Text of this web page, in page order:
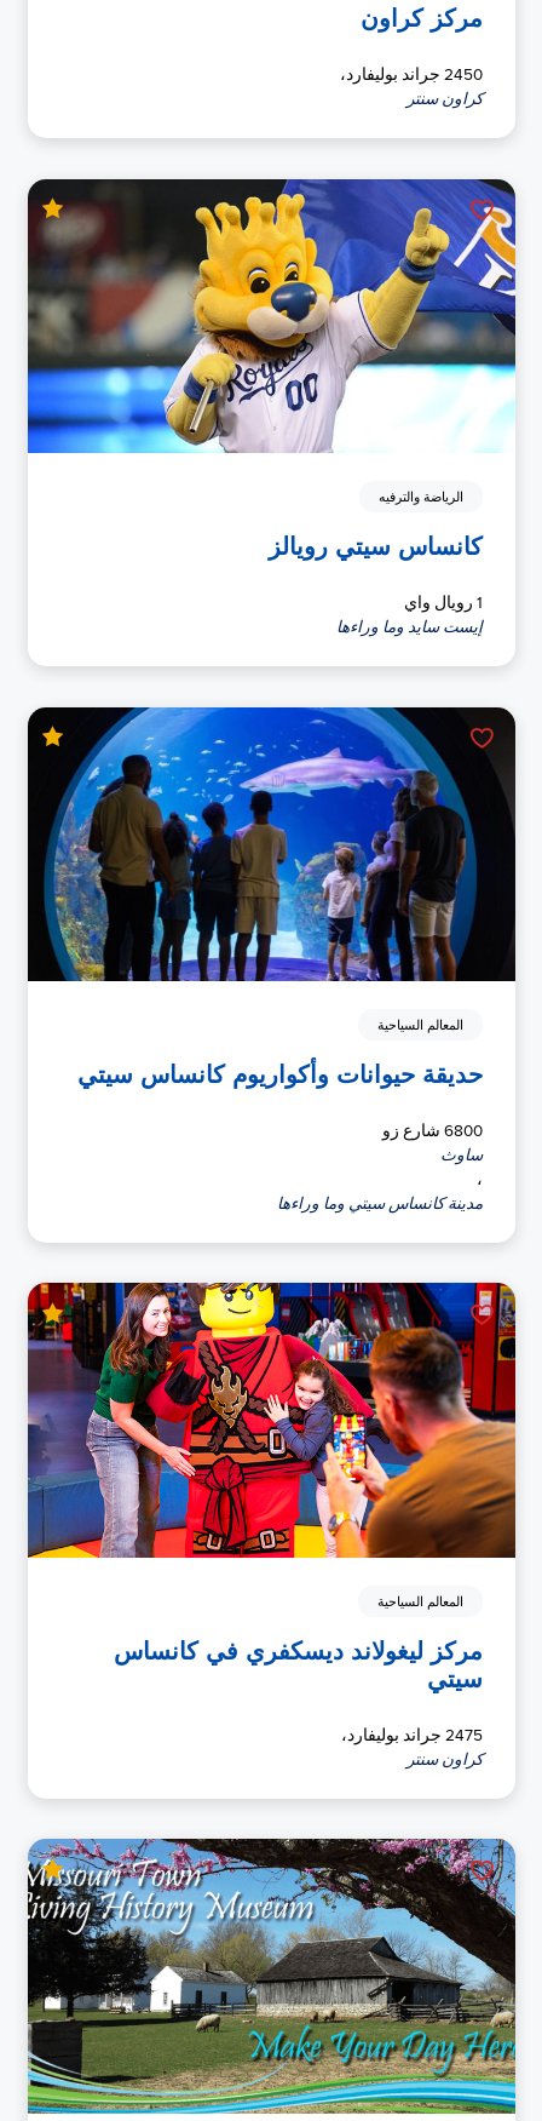
مركز كراون
2450 جراند بوليفارد،
كراون سنتر
الرياضة والترفيه
كانساس سيتي رويالز
1 رويال واي
إيست سايد وما وراءها
المعالم السياحية
حديقة حيوانات وأكواريوم كانساس سيتي
6800 شارع زو
ساوث
،
مدينة كانساس سيتي وما وراءها
المعالم السياحية
مركز ليغولاند ديسكفري في كانساس
سيتي
2475 جراند بوليفارد،
كراون سنتر